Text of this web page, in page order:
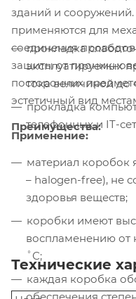
зданий и
применяются для
соединения
защиты от
посторонних
эстетичный вид
Применение:
прокладка
эксплуатируемых
тока величиной до
прокладка
телефонных и IT-
Преимущества:
материал коробок
– halogen-free), не
здоровья веществ;
коробки имеют
воспламенению от
˚С;
каждая коробка
Технические